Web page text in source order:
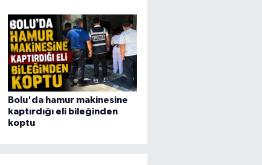
Bolu'da hamur makinesine
kaptırdığı eli bileğinden
koptu